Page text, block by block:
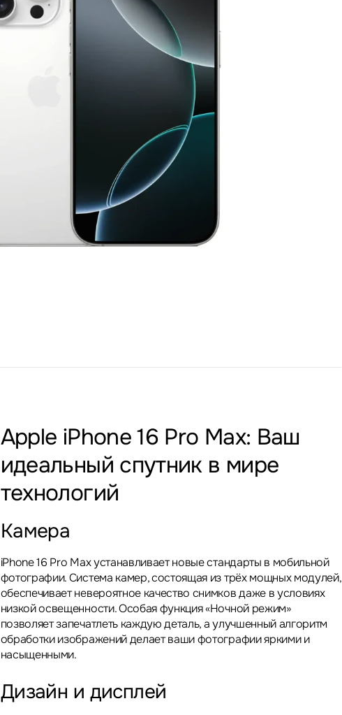
Apple iPhone 16 Pro Max: Ваш
идеальный спутник в мире
технологий
Камера
iPhone 16 Pro Max устанавливает новые стандарты в мобильной
фотографии. Система камер, состоящая из трёх мощных модулей,
обеспечивает невероятное качество снимков даже в условиях
низкой освещенности. Особая функция «Ночной режим»
позволяет запечатлеть каждую деталь, а улучшенный алгоритм
обработки изображений делает ваши фотографии яркими и
насыщенными.
Дизайн и дисплей